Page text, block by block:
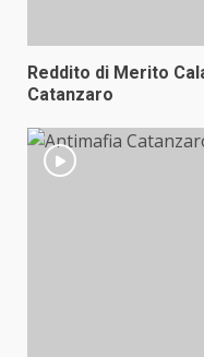
Reddito di Merito
Catanzaro